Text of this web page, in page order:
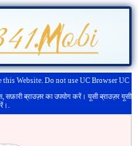
this Website. Do not use UC Browser UC
ब्राउज़र का उपयोग करें। यूसी ब्राउज़र यूसी